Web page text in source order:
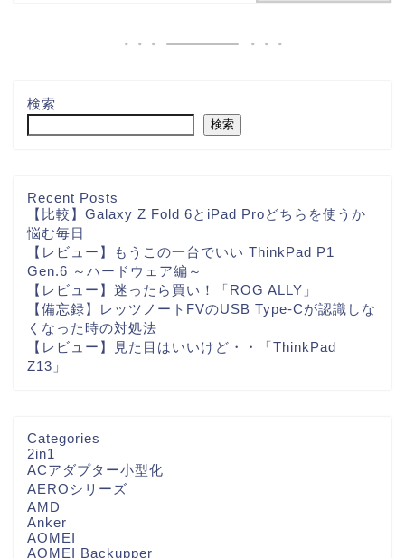
検索
検索
Recent Posts
【比較】Galaxy Z Fold 6とiPad Proどちらを使うか
悩む毎日
【レビュー】もうこの一台でいい ThinkPad P1
Gen.6 ～ハードウェア編～
【レビュー】迷ったら買い！「ROG ALLY」
【備忘録】レッツノートFVのUSB Type-Cが認識しな
くなった時の対処法
【レビュー】見た目はいいけど・・「ThinkPad
Z13」
Categories
2in1
ACアダプター小型化
AEROシリーズ
AMD
Anker
AOMEI
AOMEI Backupper